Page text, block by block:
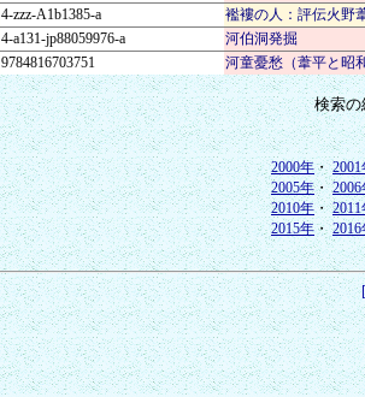
4-zzz-A1b1385-a
襤褸の人：評伝火野
4-a131-jp88059976-a
河伯洞発掘
9784816703751 河童憂愁（葦平と昭
検索
2000年・2001
2005年・2006
2010年・2011
2015年・2016